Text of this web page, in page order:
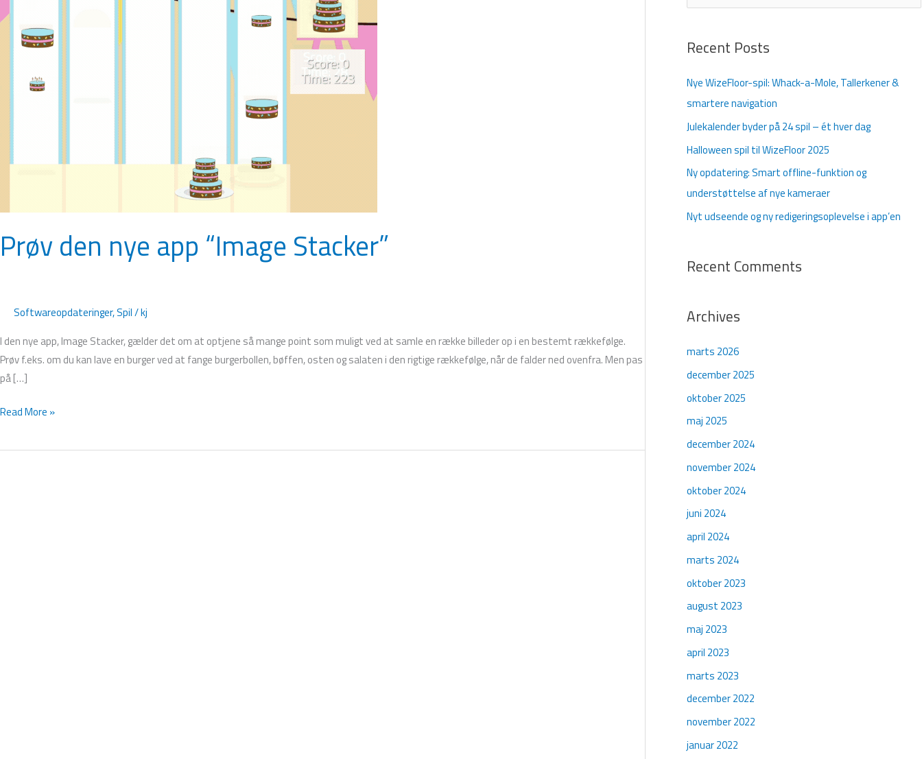
Prøv den nye app “Image Stacker”
Softwareopdateringer,Spil/kj
I den nye app, Image Stacker, gælder det om at optjene så mange point som muligt ved at samle en række billeder op i en bestemt rækkefølge.
Prøv f.eks. om du kan lave en burger ved at fange burgerbollen, bøffen, osten og salaten i den rigtige rækkefølge, når de falder ned ovenfra. Men pas
på […]
app
“Image
Stacker”
Read More »
ø
e
f
:
Recent Posts
Nye WizeFloor-spil: Whack-a-Mole, Tallerkener &
smartere navigation
Julekalender byder på 24 spil – ét hver dag
Halloween spil til WizeFloor 2025
Ny opdatering: Smart offline-funktion og
understøttelse af nye kameraer
Nyt udseende og ny redigeringsoplevelse i app’en
Recent Comments
Archives
marts 2026
december 2025
oktober 2025
maj 2025
december 2024
november 2024
oktober 2024
juni 2024
april 2024
marts 2024
oktober 2023
august 2023
maj 2023
april 2023
marts 2023
december 2022
november 2022
januar 2022